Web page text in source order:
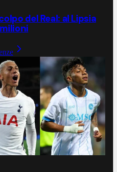
del Real: al Lipsia